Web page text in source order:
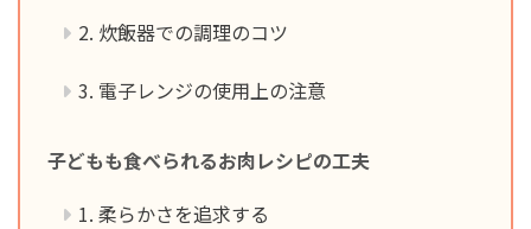
2. 炊飯器での調理のコツ
3. 電子レンジの使用上の注意
子どもも食べられるお肉レシピの工夫
1. 柔らかさを追求する